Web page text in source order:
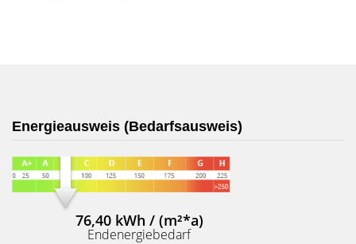
Energieausweis (Bedarfsausweis)
76,40 kWh / (m²*a)
Endenergiebedarf